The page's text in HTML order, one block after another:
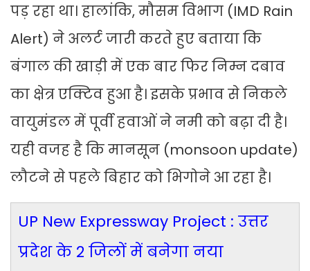
पड़ रहा था। हालांकि, मौसम विभाग (IMD Rain
Alert) ने अलर्ट जारी करते हुए बताया कि
बंगाल की खाड़ी में एक बार फिर निम्न दबाव
का क्षेत्र एक्टिव हुआ है। इसके प्रभाव से निकले
वायुमंडल में पूर्वी हवाओं ने नमी को बढ़ा दी है।
यही वजह है कि मानसून (monsoon update)
लौटने से पहले बिहार को भिगोने आ रहा है।
UP New Expressway Project : उत्तर
प्रदेश के 2 जिलों में बनेगा नया